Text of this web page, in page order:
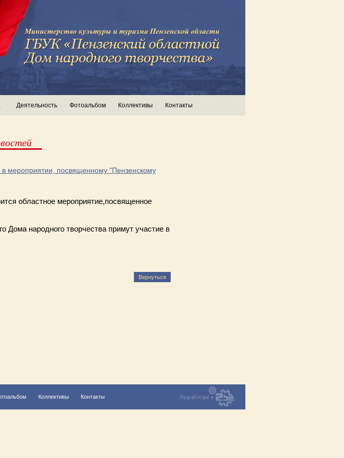
Деятельность Фотоальбом Коллективы Контакты
мероприятии, посвященному "Пензенскому
областное мероприятие,посвященное
народного творчества примут участие в
Вернуться
Коллективы Контакты